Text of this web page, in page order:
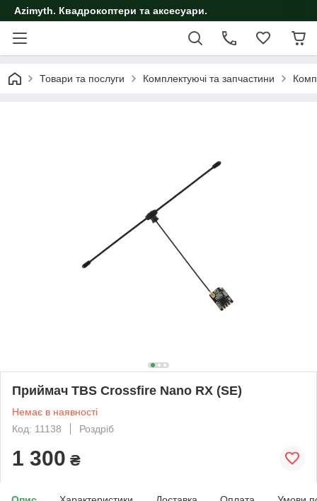
Azimyth. Квадрокоптери та аксесуари.
Товари та послуги Комплектуючі та запчастини
Приймач TBS Crossfire Nano RX (SE)
Немає в наявності
Код: 11138
Роздріб
1 300 ₴